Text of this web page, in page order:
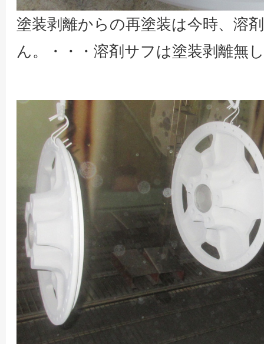
塗装剥離からの再塗装は今時、溶
ん。・・・溶剤サフは塗装剥離無